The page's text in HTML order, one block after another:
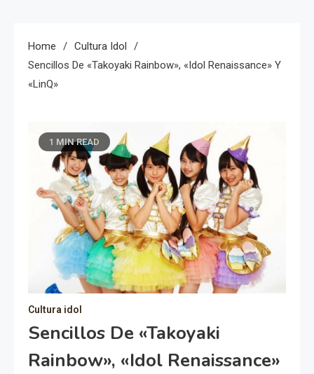
Home
Cultura Idol
Sencillos De «Takoyaki Rainbow», «Idol Renaissance» Y
«LinQ»
1 MIN READ
Cultura idol
Sencillos De «Takoyaki
Rainbow», «Idol Renaissance»